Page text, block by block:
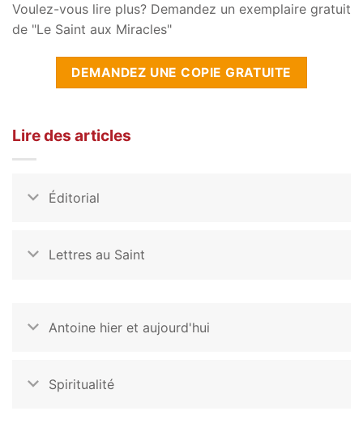
Voulez-vous lire plus? Demandez un exemplaire gratuit
de "Le Saint aux Miracles"
DEMANDEZ UNE COPIE GRATUITE
Lire des articles
Éditorial
Lettres au Saint
Antoine hier et aujourd'hui
Spiritualité